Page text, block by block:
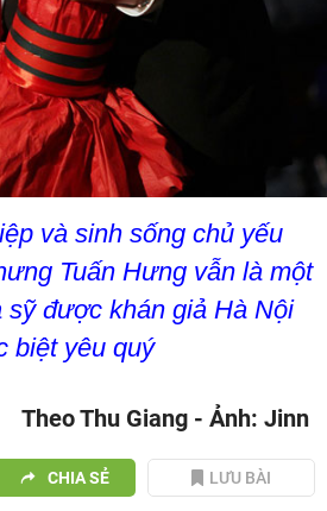
và sinh sống chủ yếu
Tuấn Hưng vẫn là một
sỹ được khán giả Hà Nội
biệt yêu quý
Theo Thu Giang - Ảnh: Jinn
CHIA SẺ LƯU BÀI